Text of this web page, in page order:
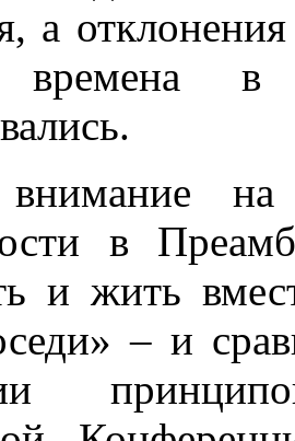
а
времена в
на
в
и жить
– и